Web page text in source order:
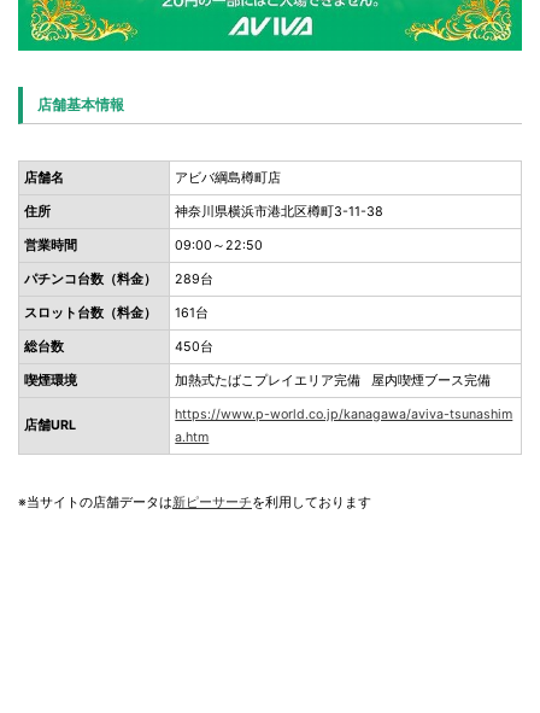
店舗基本情報
店舗名 アビバ綱島樽町店
住所 神奈川県横浜市港北区樽町3-11-38
営業時間 09:00～22:50
パチンコ台数（料金） 289台
スロット台数（料金） 161台
総台数 450台
喫煙環境 加熱式たばこプレイエリア完備 屋内喫煙ブース完備
店舗URL
https://www.p-world.co.jp/kanagawa/aviva-tsunashim
a.htm
※当サイトの店舗データは新ピーサーチを利用しております